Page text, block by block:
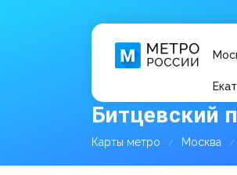
Битцевский
Карты метро Москва